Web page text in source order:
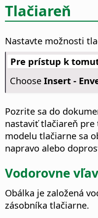
Tlačiareň
Nastavte možnosti
Pre prístup k
Choose Insert -
Pozrite sa do
nastaviť tlačiareň pre
modelu tlačiarne sa
napravo alebo
Vodorovne
Obálka je založená
zásobníka tlačiarne.